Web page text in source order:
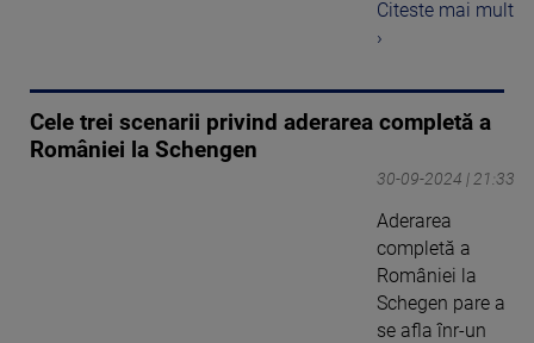
Citeste mai mult
›
Cele trei scenarii privind aderarea completă a
României la Schengen
30-09-2024 | 21:33
Aderarea
completă a
României la
Schegen pare a
se afla înr-un